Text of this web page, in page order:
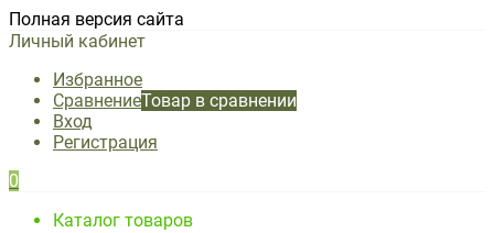
Полная версия сайта
Личный кабинет
Избранное
СравнениеТовар в сравнении
Вход
Регистрация
0
Каталог товаров